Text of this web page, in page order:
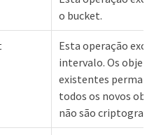
o bucket.
Esta operação
intervalo. Os
existentes
todos os novos
não são